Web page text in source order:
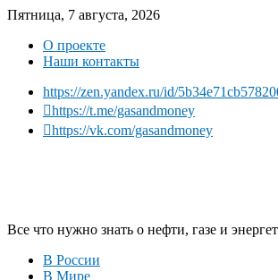
Пятница, 7 августа, 2026
О проекте
Наши контакты
https://zen.yandex.ru/id/
https://t.me/gasandmoney
https://vk.com/gasandmoney
Все что нужно знать о нефти, газе и
В России
В Мире